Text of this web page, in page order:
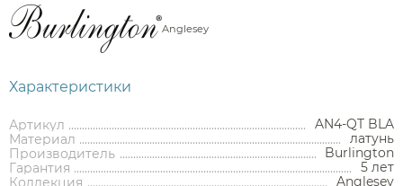
Anglesey
Характеристики
Артикул
AN4-QT BLA
Материал
латунь
Производитель
Burlington
Гарантия
5 лет
Коллекция
Anglesey